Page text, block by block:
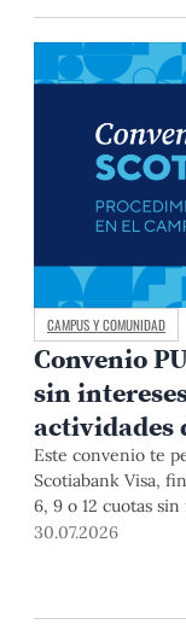
CAMPUS Y COMUNIDAD
Convenio
sin
actividades
Este convenio te
Scotiabank Visa,
6, 9 o 12 cuotas
hasta el 31 de
30.07.2026